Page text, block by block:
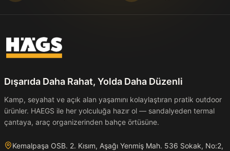
Dışarıda Daha Rahat, Yolda Daha Düzenli
Kamp, seyahat ve açık alan yaşamını kolaylaştıran pratik outdoor
ürünler. HAEGS ile her yolculuğa hazır ol — sandalyeden termal
çantaya, araç organizerinden bahçe örtüsüne.
Kemalpaşa OSB. 2. Kısım, Aşağı Yenmiş Mah. 536 Sokak, No:2,